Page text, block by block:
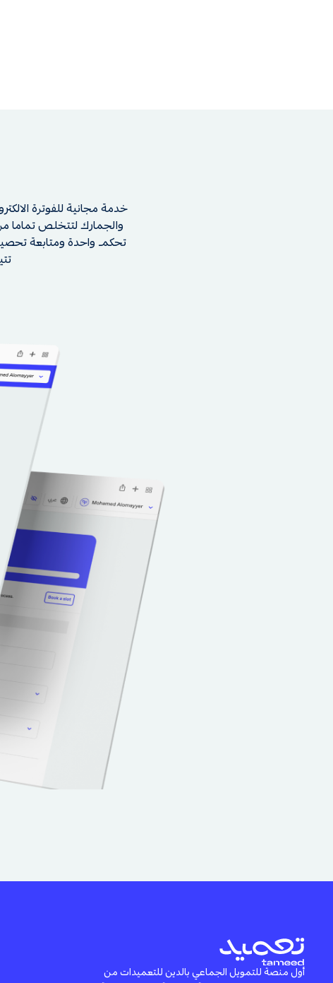
خدمة مجانية للفوترة
والجمارك لتتخلص تماما من
أول منصة للتمويل الجماعي بالدين للتعميدات من